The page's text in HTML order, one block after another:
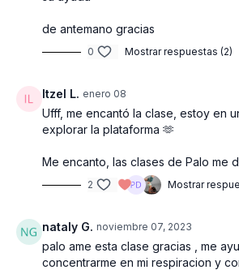
de antemano gracias
0 Mostrar respuestas (2)
Itzel L. enero 08
Ufff, me encantó la clase, estoy en
explorar la plataforma 🫶
Me encanto, las clases de Palo me
2 Mostrar
nataly G. noviembre 07, 2023
palo ame esta clase gracias , me
concentrarme en mi respiracion y